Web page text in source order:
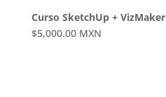
Curso SketchUp + VizMaker
$5,000.00 MXN